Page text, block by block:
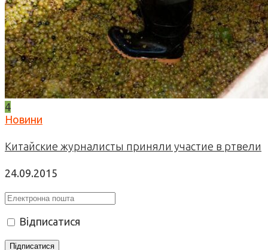
4
Новини
Китайские журналисты приняли участие в ртвели
24.09.2015
Відписатися